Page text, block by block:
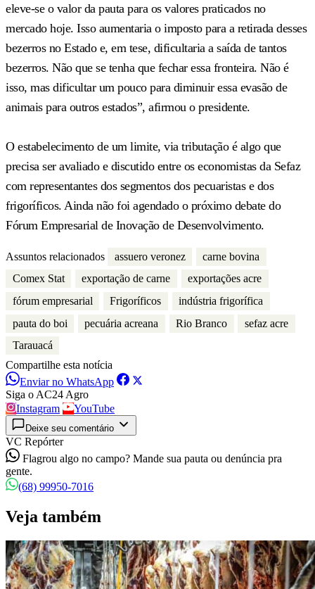
eleve-se o valor da pauta para os valores praticados no
mercado hoje. Isso aumentaria o imposto para a retirada desses
bezerros no Estado e, em tese, dificultaria a saída de tantos
bezerros. Não que se tenha que fechar essa fronteira. Não é
isso, mas dificultar um pouco para diminuir essa evasão de
animais para outros estados”, afirmou o presidente.
O estabelecimento de um limite, via tributação é algo que
precisa ser avaliado e discutido entre os economistas da Sefaz
com representantes dos segmentos dos pecuaristas e dos
frigoríficos. Ainda não foi agendado o próximo debate do
Fórum Empresarial de Inovação de Desenvolvimento.
Assuntos relacionados assuero veronez
carne bovina
Comex Stat
exportação de carne
exportações acre
fórum empresarial
Frigoríficos
indústria frigorífica
pauta do boi
pecuária acreana Rio Branco
sefaz acre
Tarauacá
Compartilhe esta notícia
Enviar no WhatsApp
Siga o AC24 Agro
Instagram
YouTube
Deixe seu comentário
VC Repórter
Flagrou algo no campo? Mande sua pauta ou denúncia pra
gente.
(68) 99950-7016
Veja também